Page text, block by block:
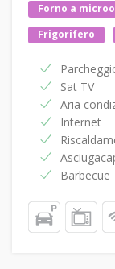
Forno a
Frigorifero
Sat TV
Aria
Internet
Barbecue